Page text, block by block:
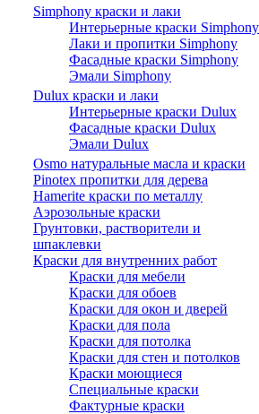
Simphony краски и лаки
Интерьерные краски Simphony
Лаки и пропитки Simphony
Фасадные краски Simphony
Эмали Simphony
Dulux краски и лаки
Интерьерные краски Dulux
Фасадные краски Dulux
Эмали Dulux
Osmo натуральные масла и краски
Pinotex пропитки для дерева
Hamerite краски по металлу
Аэрозольные краски
Грунтовки, растворители и
шпаклевки
Краски для внутренних работ
Краски для мебели
Краски для обоев
Краски для окон и дверей
Краски для пола
Краски для потолка
Краски для стен и потолков
Краски моющиеся
Специальные краски
Фактурные краски